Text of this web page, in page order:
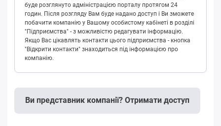
буде розглянуто адміністрацією порталу протягом 24
годин. Після розгляду Вам буде надано доступ і Ви зможете
побачити компанію у Вашому особистому кабінеті в розділі
"Підприємства" - з можливістю редагувати інформацію.
Якщо Вас цікавлять контакти цього підприємства - кнопка
"Відкрити контакти" знаходиться під інформацією про
компанію.
Ви представник компанії? Отримати доступ